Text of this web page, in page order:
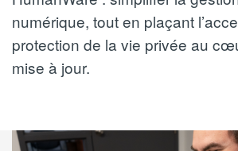
numérique, tout en plaçant
protection de la vie privée au
mise à jour.